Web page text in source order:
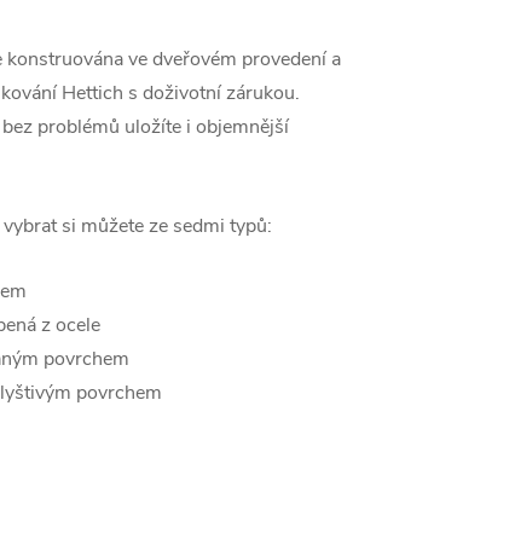
konstruována ve dveřovém provedení a
Hettich s doživotní zárukou.
problémů uložíte i objemnější
si můžete ze sedmi typů:
z ocele
povrchem
povrchem